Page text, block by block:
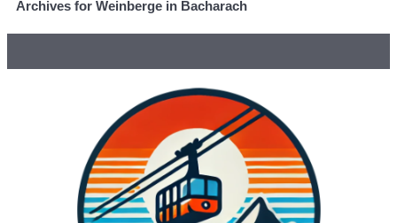
Archives for Weinberge in Bacharach